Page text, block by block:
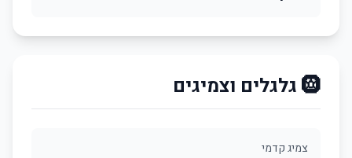
🛞 גלגלים וצמיגים
צמיג קדמי